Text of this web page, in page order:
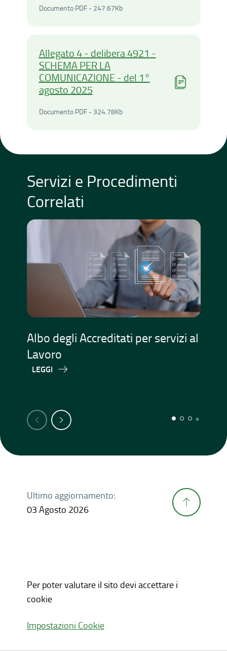
Documento PDF - 247.67KbDocumento PDF -
Allegato 4 - delibera 4921 -
SCHEMA PER LA
COMUNICAZIONE - del 1°
agosto 2025
Documento PDF - 324.78KbDocumento PDF -
Servizi e Procedimenti
Correlati
Albo degli Accreditati per servizi al
Lavoro
LEGGI
Ultimo aggiornamento:
03 Agosto 2026
Per poter valutare il sito devi accettare i
cookie
Impostazioni Cookie